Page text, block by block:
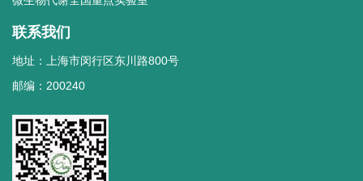
联系我们
地址：上海市闵行区东川路800号
邮编：200240